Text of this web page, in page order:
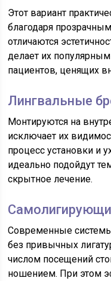
Этот вариант
благодаря
отличаются
делает их
пациентов, ценящих
Лингвальные
Монтируются на
исключает их
процесс установки и
идеально подойдут
скрытное лечение.
Современные
без привычных
числом посещений
ношением. При этом